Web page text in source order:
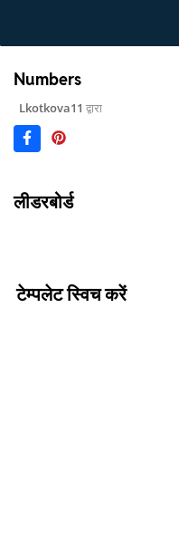
Numbers
Lkotkova11 द्वारा
लीडरबोर्ड
टेम्पलेट स्विच करें